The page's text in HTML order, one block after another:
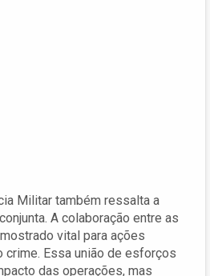
Militar também ressalta a
A colaboração entre as
vital para ações
Essa união de esforços
das operações, mas